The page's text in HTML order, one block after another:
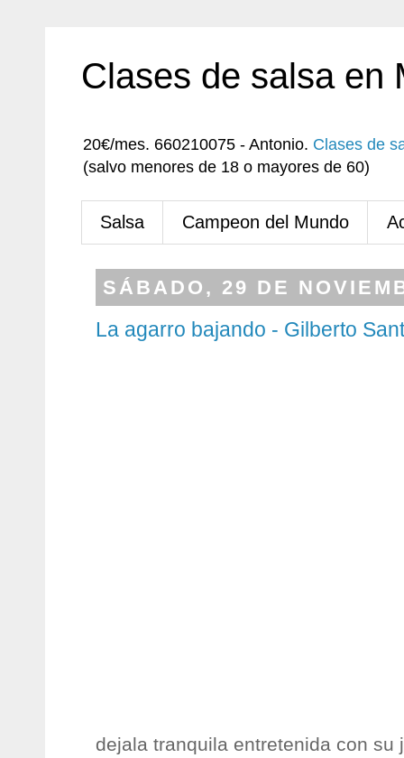
Clases de salsa en
20€/mes. 660210075 - Antonio. Clases de
(salvo menores de 18 o mayores de 60)
Salsa Campeon del Mundo
SÁBADO, 29 DE
La agarro bajando - Gilberto
dejala tranquila entretenida con su